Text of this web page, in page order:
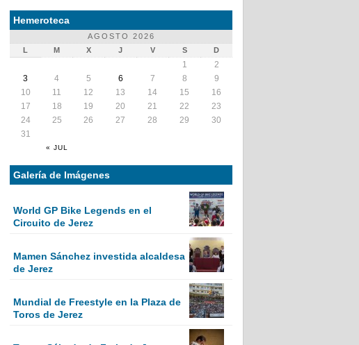
Hemeroteca
AGOSTO 2026
L
M X J V S D
« JUL
1
2
3
4 5 6 7 8
9
10
11 12 13 14 15
16
17
18 19 20 21 22
23
24
25 26 27 28 29
30
31
Galería de Imágenes
World GP Bike Legends en el
Circuito de Jerez
Mamen Sánchez investida alcaldesa
de Jerez
Mundial de Freestyle en la Plaza de
Toros de Jerez